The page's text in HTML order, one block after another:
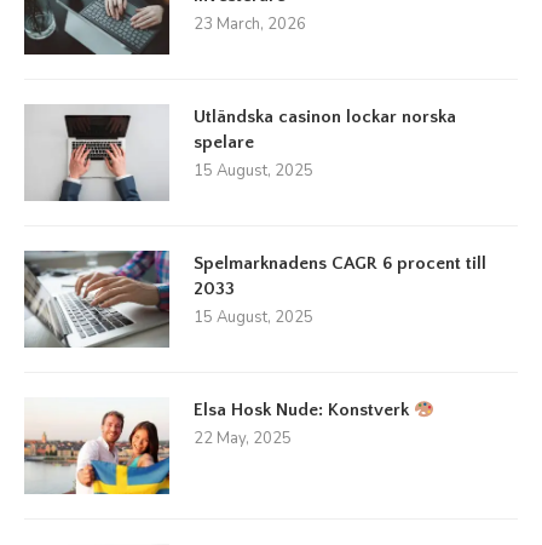
23 March, 2026
Utländska casinon lockar norska
spelare
15 August, 2025
Spelmarknadens CAGR 6 procent till
2033
15 August, 2025
Elsa Hosk Nude: Konstverk
22 May, 2025